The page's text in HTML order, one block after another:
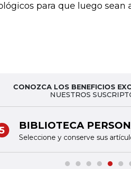
para que luego sean
CONOZCA LOS BENEFICIOS
NUESTROS
BIBLIOTECA
Seleccione y conserve sus